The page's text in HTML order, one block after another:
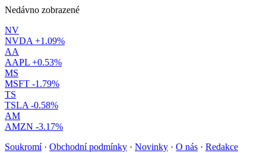
Nedávno zobrazené
NV
NVDA +1.09%
AA
AAPL +0.53%
MS
MSFT -1.79%
TS
TSLA -0.58%
AM
AMZN -3.17%
Soukromí · Obchodní podmínky · Novinky · O nás · Redakce